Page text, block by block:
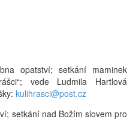
opatství; setkání maminek
vede Ludmila Hartlová
kulihrasci@post.cz
setkání nad Božím slovem pro